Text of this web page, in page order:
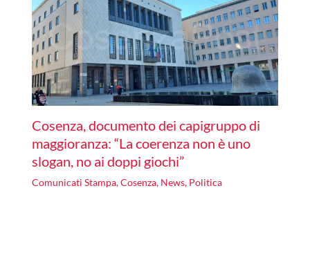
Cosenza, documento dei capigruppo di
maggioranza: “La coerenza non è uno
slogan, no ai doppi giochi”
Comunicati Stampa,Cosenza, News, Politica